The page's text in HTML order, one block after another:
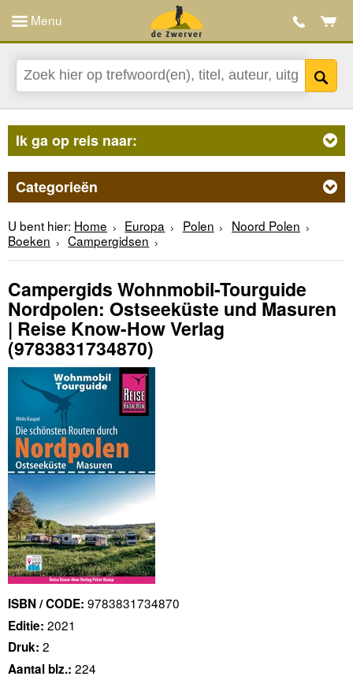
Menu
Ik ga op reis naar:
Categorieën
U bent hier: Home Europa Polen
Noord Polen
Boeken
Campergidsen
Campergids Wohnmobil-Tourguide
Nordpolen: Ostseeküste und Masuren
| Reise Know-How Verlag
(9783831734870)
ISBN / CODE: 9783831734870
Editie: 2021
Druk: 2
Aantal blz.: 224